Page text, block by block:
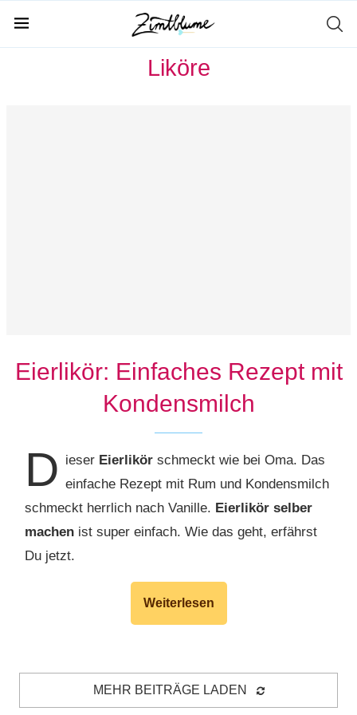
Home Liköre
Liköre
Eierlikör: Einfaches Rezept mit
Kondensmilch
D ieser Eierlikör schmeckt wie bei Oma. Das
einfache Rezept mit Rum und Kondensmilch
schmeckt herrlich nach Vanille. Eierlikör selber
machen ist super einfach. Wie das geht, erfährst
Du jetzt.
Weiterlesen
MEHR BEITRÄGE LADEN